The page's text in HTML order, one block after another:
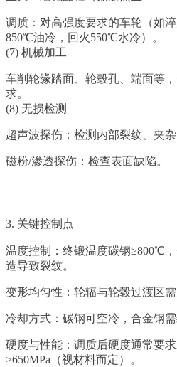
调质：对高强度要求的车轮（如
850℃油冷，回火550℃水冷）。
(7) 机械加工
车削轮缘踏面、轮毂孔、端面等
求。
(8) 无损检测
超声波探伤：检测内部裂纹、夹杂
磁粉/渗透探伤：检查表面缺陷。
3. 关键控制点
温度控制：终锻温度碳钢≥800℃
造导致裂纹。
变形均匀性：轮辐与轮毂过渡区
冷却方式：碳钢可空冷，合金钢
硬度与性能：调质后硬度通常要
≥650MPa（视材料而定）。